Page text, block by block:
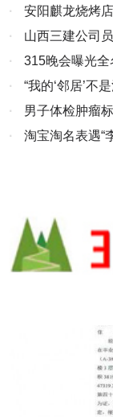
·
安阳麒龙烧烤
·
山西三建公司
·
315晚会曝光
结束了
·
“我的‘邻居’不
·
男子体检肿瘤
·
淘宝淘名表遇“